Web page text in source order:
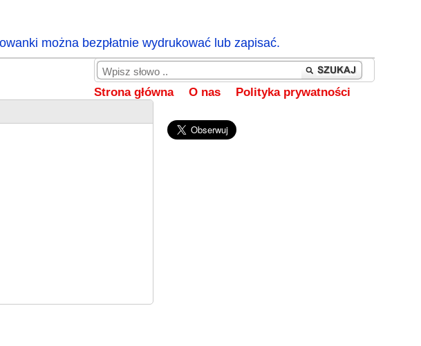
można bezpłatnie wydrukować lub zapisać.
Strona główna O nas Polityka prywatności